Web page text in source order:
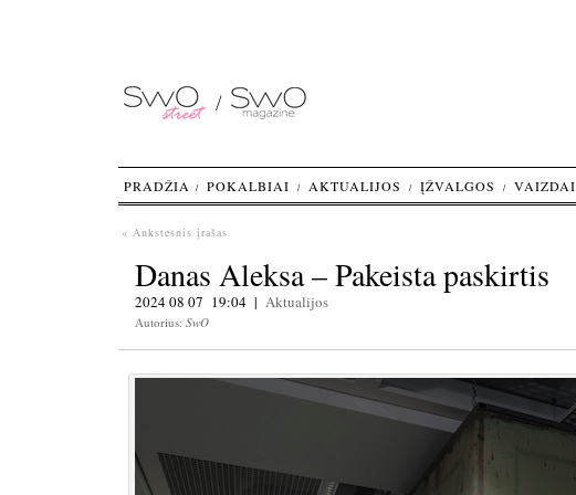
« Ankstesnis įrašas
Danas Aleksa – Pakeista paskirtis
2024 08 07 19:04 | Aktualijos
Autorius: SwO
PRADŽIA POKALBIAI AKTUALIJOS ĮŽVALGOS VAIZDAI